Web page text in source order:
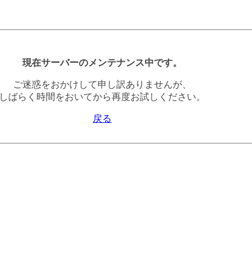
現在サーバーのメンテナンス中です。
ご迷惑をおかけして申し訳ありませんが、
しばらく時間をおいてから再度お試しください。
戻る